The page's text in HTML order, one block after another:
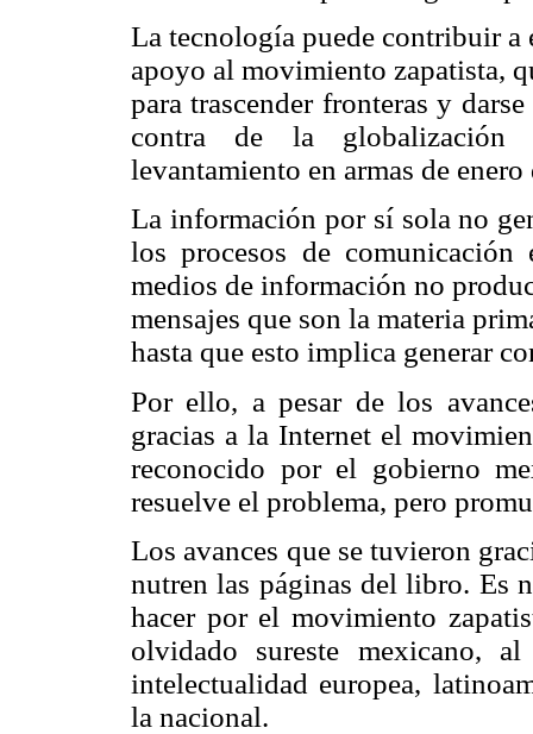
La tecnología puede contribuir a
apoyo al movimiento zapatista,
para trascender fronteras y
contra de la globalización
levantamiento en armas de enero
La información por sí sola no
los procesos de
medios de información no
mensajes que son la materia
hasta que esto implica generar
Por ello, a pesar de los
gracias a la Internet el
reconocido por el gobierno
resuelve el problema, pero
Los avances que se tuvieron
nutren las páginas del libro. Es
hacer por el movimiento
olvidado sureste mexicano,
intelectualidad europea,
la nacional.